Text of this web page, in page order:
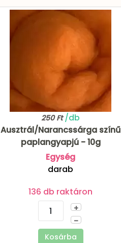
250 Ft/db
Ausztrál/Narancssárga színű
paplangyapjú - 10g
Egység
darab
136 db raktáron
+
–
Kosárba